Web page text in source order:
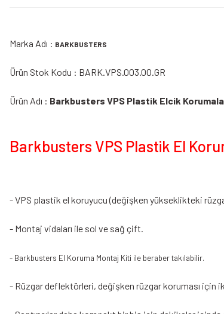
Marka Adı : BARKBUSTERS
Ürün Stok Kodu : BARK.VPS.003.00.GR
Ürün Adı : Barkbusters VPS Plastik Elcik
Barkbusters VPS Plastik El
- VPS plastik el koruyucu (değişken yükseklikteki
- Montaj vidaları ile sol ve sağ çift.
- Barkbusters El Koruma Montaj Kiti ile beraber takılabilir.
- Rüzgar deflektörleri, değişken rüzgar koruması için